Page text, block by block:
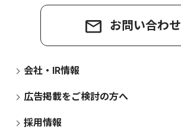
お問い合わせ
会社・IR情報
広告掲載をご検討の方へ
採用情報